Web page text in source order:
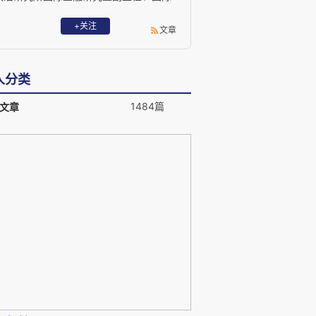
师、Asset Managers私募股权基金经理
平安证券首席经济学家。
+关注 文章
分类
章 1484篇